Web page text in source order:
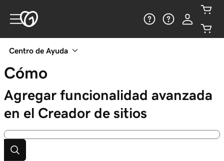
Centro de Ayuda
Cómo
Agregar funcionalidad avanzada
en el Creador de sitios